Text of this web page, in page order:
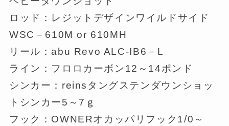
ロッド：レジットデザインワイルドサイド
WSC－610M or 610MH
リール：abu Revo ALC-IB6－L
ライン：フロロカーボン12～14ポンド
シンカー：reinsタングステンダウンショッ
トシンカー5～7ｇ
フック：OWNERオカッパリフック1/0～